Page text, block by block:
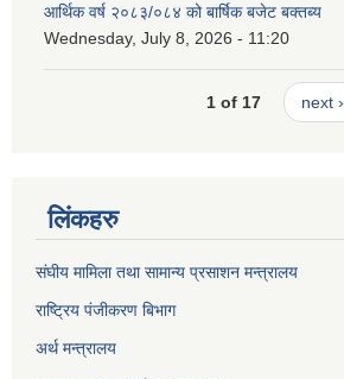
आर्थिक वर्ष २०८३/०८४ को बार्षिक बजेट बक्तब्य
Wednesday, July 8, 2026 - 11:20
1 of 17 next ›
लिंकहरु
संघीय मामिला तथा सामान्य प्रसाशन मन्त्रालय
राष्ट्रिय पंजीकरण बिभाग
अर्थ मन्त्रालय